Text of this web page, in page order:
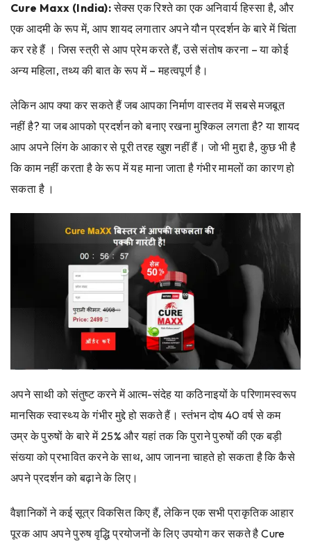
Cure Maxx (India):सेक्स एक रिश्ते का एक अनिवार्य हिस्सा है, और
एक आदमी के रूप में, आप शायद लगातार अपने यौन प्रदर्शन के बारे में चिंता
कर रहे हैं । जिस स्त्री से आप प्रेम करते हैं, उसे संतोष करना – या कोई
अन्य महिला, तथ्य की बात के रूप में – महत्वपूर्ण है।
लेकिन आप क्या कर सकते हैं जब आपका निर्माण वास्तव में सबसे मजबूत
नहीं है? या जब आपको प्रदर्शन को बनाए रखना मुश्किल लगता है? या शायद
आप अपने लिंग के आकार से पूरी तरह खुश नहीं हैं। जो भी मुद्दा है, कुछ भी है
कि काम नहीं करता है के रूप में यह माना जाता है गंभीर मामलों का कारण हो
सकता है ।
अपने साथी को संतुष्ट करने में आत्म-संदेह या कठिनाइयों के परिणामस्वरूप
मानसिक स्वास्थ्य के गंभीर मुद्दे हो सकते हैं। स्तंभन दोष 40 वर्ष से कम
उम्र के पुरुषों के बारे में 25% और यहां तक कि पुराने पुरुषों की एक बड़ी
संख्या को प्रभावित करने के साथ, आप जानना चाहते हो सकता है कि कैसे
अपने प्रदर्शन को बढ़ाने के लिए।
वैज्ञानिकों ने कई सूत्र विकसित किए हैं, लेकिन एक सभी प्राकृतिक आहार
पूरक आप अपने पुरुष वृद्धि प्रयोजनों के लिए उपयोग कर सकते है Cure